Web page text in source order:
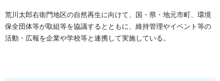
荒川太郎右衛門地区の自然再生に向けて、国・県・地元市町、環境
保全団体等が取組等を協議するとともに、維持管理やイベント等の
活動・広報を企業や学校等と連携して実施している。